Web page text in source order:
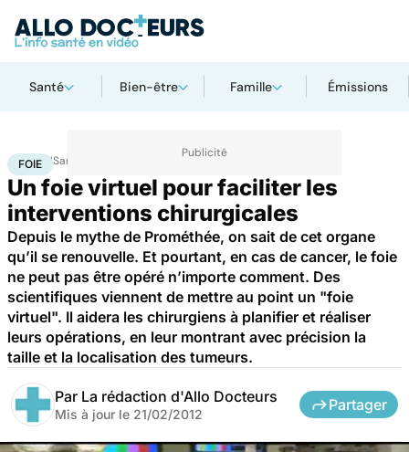
Santé Bien-être Famille Émissions
AccueilSanté
FOIE
Un foie virtuel pour faciliter les
interventions chirurgicales
Depuis le mythe de Prométhée, on sait de cet organe
qu’il se renouvelle. Et pourtant, en cas de cancer, le foie
ne peut pas être opéré n’importe comment. Des
scientifiques viennent de mettre au point un "foie
virtuel". Il aidera les chirurgiens à planifier et réaliser
leurs opérations, en leur montrant avec précision la
taille et la localisation des tumeurs.
Par La rédaction d'Allo Docteurs
Mis à jour le 21/02/2012
Partager